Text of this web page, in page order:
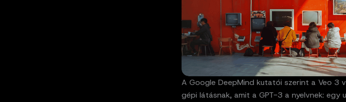
A Google DeepMind kutatói szerint a Veo 3
gépi látásnak, amit a GPT-3 a nyelvnek: egy